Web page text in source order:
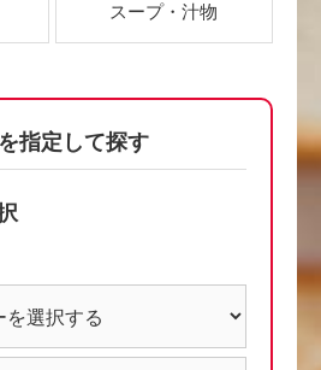
スープ・汁物
指定して探す